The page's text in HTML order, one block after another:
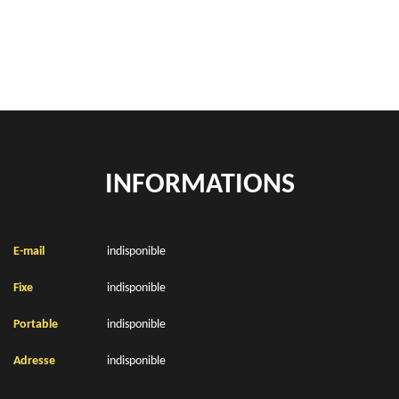
INFORMATIONS
E-mail indisponible
Fixe indisponible
Portable indisponible
Adresse indisponible